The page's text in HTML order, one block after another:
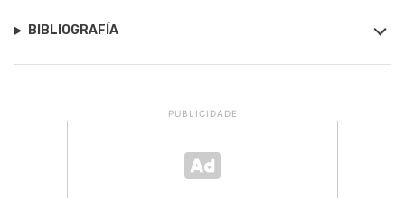
BIBLIOGRAFÍA
PUBLICIDADE